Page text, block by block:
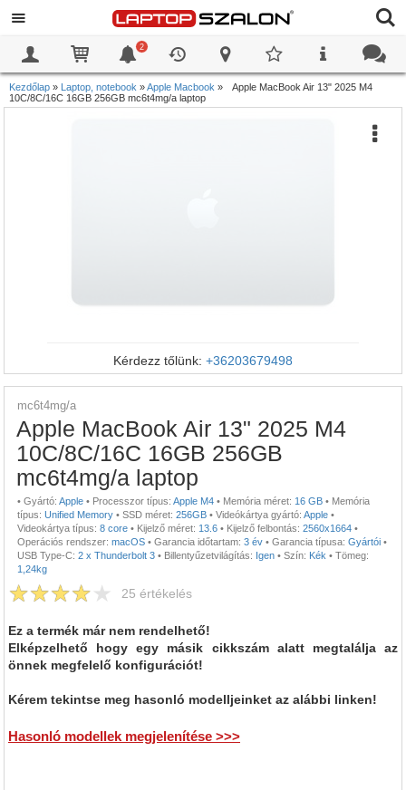
2
Kezdőlap » Laptop, notebook »Apple Macbook »
Apple MacBook Air 13" 2025 M4
10C/8C/16C 16GB 256GB mc6t4mg/a laptop
Kérdezz tőlünk: +36203679498
mc6t4mg/a
Apple MacBook Air 13" 2025 M4
10C/8C/16C 16GB 256GB
mc6t4mg/a laptop
• Gyártó: Apple • Processzor típus: Apple M4 • Memória méret: 16 GB • Memória
típus: Unified Memory • SSD méret: 256GB • Videókártya gyártó: Apple •
Videokártya típus: 8 core • Kijelző méret: 13.6 • Kijelző felbontás: 2560x1664 •
Operációs rendszer: macOS • Garancia időtartam: 3 év • Garancia típusa: Gyártói •
USB Type-C: 2 x Thunderbolt 3 • Billentyűzetvilágítás: Igen • Szín: Kék • Tömeg:
1,24kg
25 értékelés
Ez a termék már nem rendelhető!
Elképzelhető hogy egy másik cikkszám alatt megtalálja az
önnek megfelelő konfigurációt!
Kérem tekintse meg hasonló modelljeinket az alábbi linken!
Hasonló modellek megjelenítése >>>
0
0